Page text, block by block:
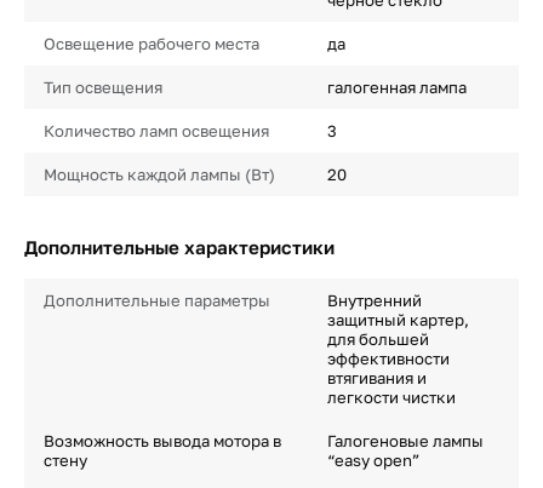
Освещение рабочего места да
Тип освещения галогенная лампа
Количество ламп освещения 3
Мощность каждой лампы (Вт) 20
Дополнительные характеристики
Дополнительные параметры
Внутренний
защитный картер,
для большей
эффективности
втягивания и
легкости чистки
Возможность вывода мотора в
стену
Галогеновые лампы
“easy open”